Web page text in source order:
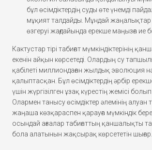
бұл өсімдіктердің суды өте үнемді
мұқият талдайды. Мұндай
өзгеруі жағдайында ерекше маңызға ие
Кактустар тірі табиғат мүмкіндіктерінің
екенін айқын көрсетеді. Олардың су
қабілеті миллиондаған жылдық эволюция
қалыптасқан. Бұл өсімдіктердің әрбір
үшін жүргізілген ұзақ күрестің жемісі
Олармен танысу өсімдіктер әлемінің алуан
жаңаша көзқараспен қарауға мүмкіндік
осындай ағзалар табиғаттың қаншалықты
бола алатынын жақсырақ көрсететін шығар.